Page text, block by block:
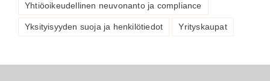
Yhtiöoikeudellinen neuvonanto ja compliance
Yksityisyyden suoja ja henkilötiedot Yrityskaupat